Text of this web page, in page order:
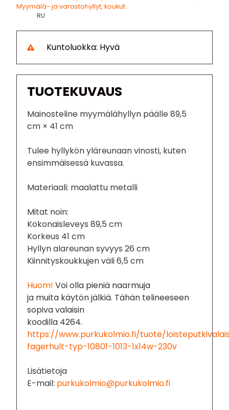
Myymälä- ja varastohyllyt, koukut
RU
Kuntoluokka: Hyvä
TUOTEKUVAUS
Mainosteline myymälähyllyn päälle 89,5
cm × 41 cm
Tulee hyllykön yläreunaan vinosti, kuten
ensimmäisessä kuvassa.
Materiaali: maalattu metalli
Mitat noin:
Kokonaisleveys 89,5 cm
Korkeus 41 cm
Hyllyn alareunan syvyys 26 cm
Kiinnityskoukkujen väli 6,5 cm
Huom! Voi olla pieniä naarmuja
ja muita käytön jälkiä. Tähän telineeseen
sopiva valaisin
koodilla 4264.
https://www.purkukolmio.fi/tuote/
fagerhult-typ-10801-1013-1x14w-230v
Lisätietoja
E-mail: purkukolmio@purkukolmio.fi